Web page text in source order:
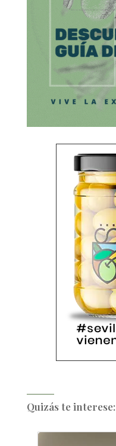
Quizás te interese: